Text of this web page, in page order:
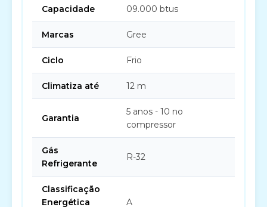
Capacidade 09.000 btus
Marcas Gree
Ciclo Frio
Climatiza até 12 m
Garantia
5 anos - 10 no
compressor
Gás
Refrigerante
R-32
Classificação
Energética
A